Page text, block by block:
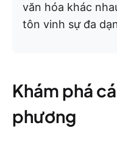
văn hóa khác
tôn vinh sự đa
Khám phá
phương